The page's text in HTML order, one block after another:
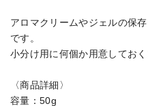
アロマクリームやジェルの保
です。
小分け用に何個か用意しておく
〈商品詳細〉
容量：50g